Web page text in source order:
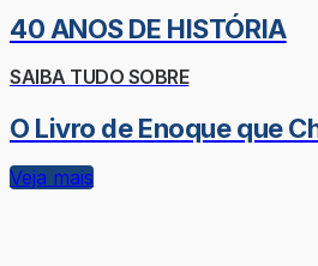
40 ANOS DE HISTÓRIA
SAIBA TUDO SOBRE
O Livro de Enoque que
Veja mais